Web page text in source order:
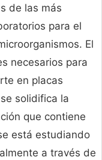
de las más
para el
El
necesarios para
en placas
solidifica la
que contiene
está estudiando
a través de